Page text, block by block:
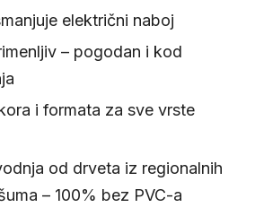
električni naboj
– pogodan i kod
i formata za sve vrste
od drveta iz regionalnih
– 100% bez PVC-a